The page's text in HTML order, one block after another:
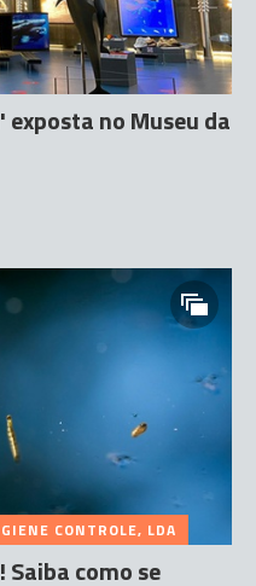
no Museu da
CONTROLE, LDA
como se